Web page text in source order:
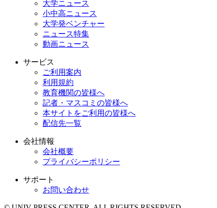
大学ニュース
小中高ニュース
大学発ベンチャー
ニュース特集
動画ニュース
サービス
ご利用案内
利用規約
教育機関の皆様へ
記者・マスコミの皆様へ
本サイトをご利用の皆様へ
配信先一覧
会社情報
会社概要
プライバシーポリシー
サポート
お問い合わせ